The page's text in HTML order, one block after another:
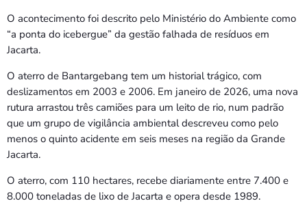
O acontecimento foi descrito pelo Ministério do Ambiente como
“a ponta do icebergue” da gestão falhada de resíduos em
Jacarta.
O aterro de Bantargebang tem um historial trágico, com
deslizamentos em 2003 e 2006. Em janeiro de 2026, uma nova
rutura arrastou três camiões para um leito de rio, num padrão
que um grupo de vigilância ambiental descreveu como pelo
menos o quinto acidente em seis meses na região da Grande
Jacarta.
O aterro, com 110 hectares, recebe diariamente entre 7.400 e
8.000 toneladas de lixo de Jacarta e opera desde 1989.